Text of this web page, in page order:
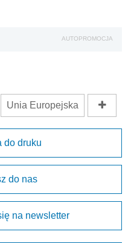
AUTOPROMOCJA
Unia Europejska
do druku
do nas
na newsletter